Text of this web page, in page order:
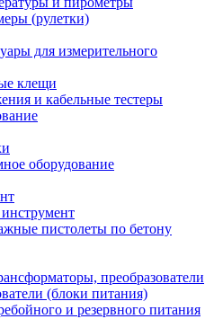
(рулетки)
для измерительного
клещи
и кабельные тестеры
оборудование
пистолеты по бетону
преобразователи
(блоки питания)
и резервного питания